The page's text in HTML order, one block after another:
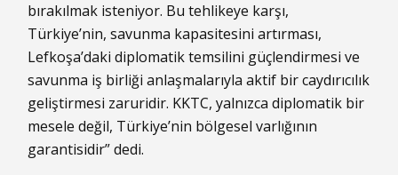
bırakılmak isteniyor. Bu tehlikeye karşı,
Türkiye’nin, savunma kapasitesini artırması,
Lefkoşa’daki diplomatik temsilini güçlendirmesi ve
savunma iş birliği anlaşmalarıyla aktif bir caydırıcılık
geliştirmesi zaruridir. KKTC, yalnızca diplomatik bir
mesele değil, Türkiye’nin bölgesel varlığının
garantisidir” dedi.